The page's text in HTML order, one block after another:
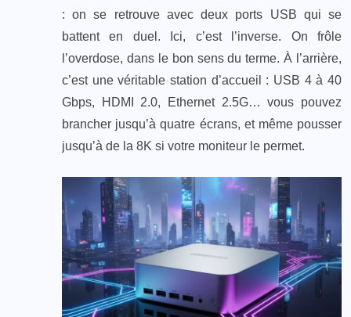
: on se retrouve avec deux ports USB qui se
battent en duel. Ici, c’est l’inverse. On frôle
l’overdose, dans le bon sens du terme. À l’arrière,
c’est une véritable station d’accueil : USB 4 à 40
Gbps, HDMI 2.0, Ethernet 2.5G… vous pouvez
brancher jusqu’à quatre écrans, et même pousser
jusqu’à de la 8K si votre moniteur le permet.​